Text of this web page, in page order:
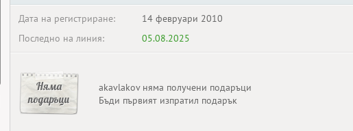
Дата на регистриране:
14 февруари 2010
Последно на линия:
05.08.2025
Няма
подаръци
akavlakov няма получени подаръци
Бъди първият изпратил подарък